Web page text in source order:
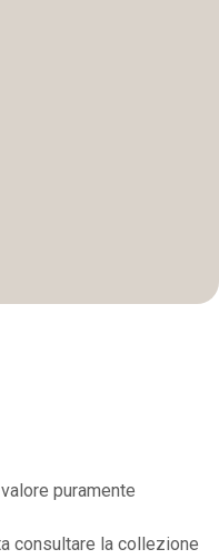
puramente
consultare la collezione